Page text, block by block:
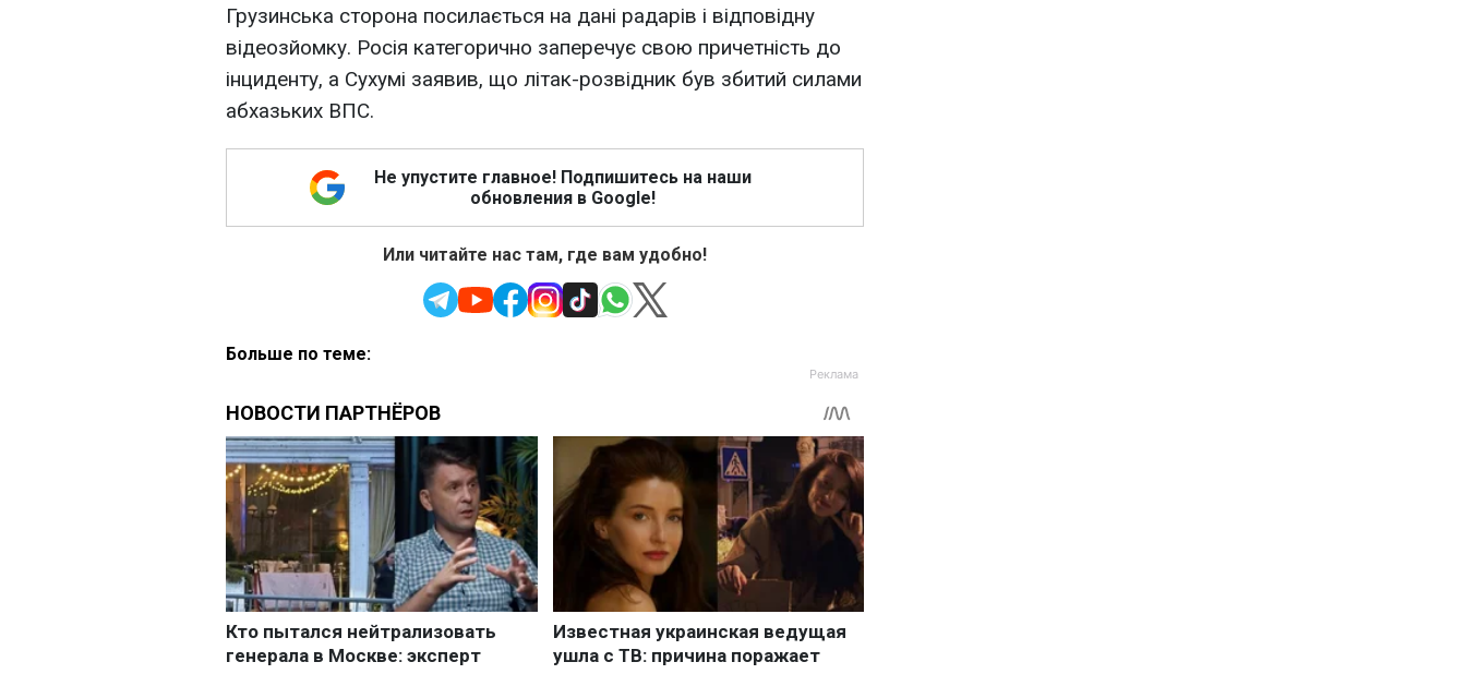
Грузинська сторона посилається на дані радарів і відповідну
відеозйомку. Росія категорично заперечує свою причетність до
інциденту, а Сухумі заявив, що літак-розвідник був збитий силами
абхазьких ВПС.
Не упустите главное! Подпишитесь на наши
обновления в Google!
Или читайте нас там, где вам удобно!
Больше по теме: